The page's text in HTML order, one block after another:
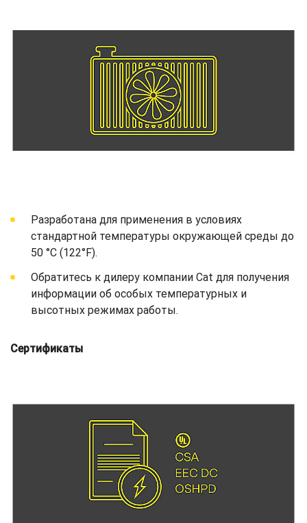
Разработана для применения в условиях
стандартной температуры окружающей среды до
50 °C (122°F).
Обратитесь к дилеру компании Cat для получения
информации об особых температурных и
высотных режимах работы.
Сертификаты